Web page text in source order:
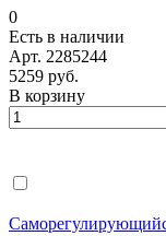
0
Есть в наличии
Арт. 2285244
5259 руб.
В корзину